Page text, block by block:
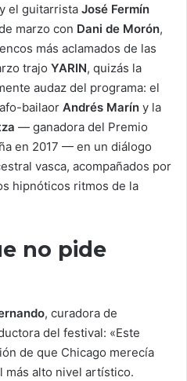
y el guitarrista José Fermín
marzo con Dani de Morón,
más aclamados de las
trajo YARIN, quizás la
audaz del programa: el
bailaor Andrés Marín y la
— ganadora del Premio
en 2017 — en un diálogo
vasca, acompañados por
hipnóticos ritmos de la
no pide
, curadora de
del festival: «Este
de que Chicago merecía
más alto nivel artístico.